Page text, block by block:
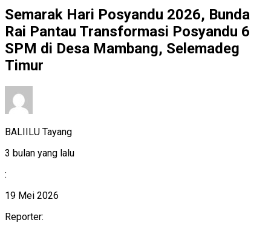
Semarak Hari Posyandu 2026, Bunda
Rai Pantau Transformasi Posyandu 6
SPM di Desa Mambang, Selemadeg
Timur
BALIILU Tayang
3 bulan yang lalu
:
19 Mei 2026
Reporter: